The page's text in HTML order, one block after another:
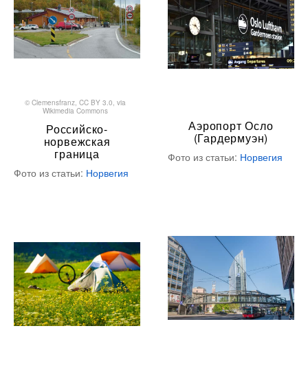
© Clemensfranz, CC BY 3.0, via
Wikimedia Commons
Российско-
норвежская
граница
Фото из статьи: Норвегия
Аэропорт Осло
(Гардермуэн)
Фото из статьи: Норвегия